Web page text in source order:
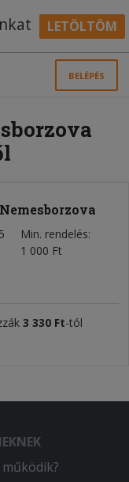
LETÖLTÖM
BELÉPÉS
Min. rendelés
1 000 Ft
3 330 Ft-tól